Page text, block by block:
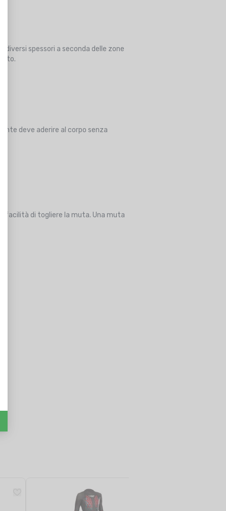
spessori a seconda delle zone
deve aderire al corpo senza
facilità di togliere la muta. Una muta